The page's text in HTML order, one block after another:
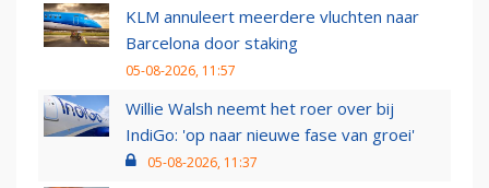
KLM annuleert meerdere vluchten naar
Barcelona door staking
05-08-2026, 11:57
Willie Walsh neemt het roer over bij
IndiGo: 'op naar nieuwe fase van groei'
05-08-2026, 11:37